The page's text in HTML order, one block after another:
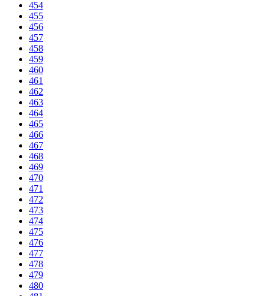
454
455
456
457
458
459
460
461
462
463
464
465
466
467
468
469
470
471
472
473
474
475
476
477
478
479
480